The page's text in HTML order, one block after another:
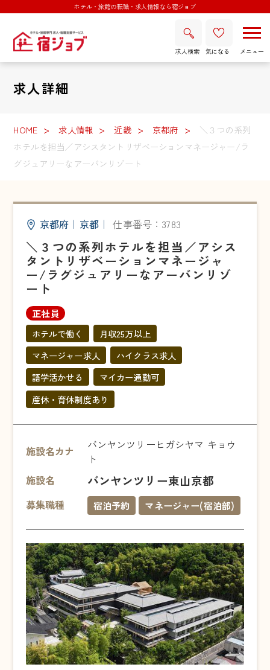
ホテル・旅館の転職・求人情報なら宿ジョブ
求人検索 気になる
求人詳細
HOME 求人情報 近畿 京都府
＼３つの系列
ホテルを担当／アシスタントリザベーションマネージャー/ラ
グジュアリーなアーバンリゾート
京都府 ｜ 京都 ｜ 仕事番号：3783
＼３つの系列ホテルを担当／アシス
タントリザベーションマネージャ
ー/ラグジュアリーなアーバンリゾ
ート
正社員
ホテルで働く
月収25万以上
マネージャー求人
ハイクラス求人
語学活かせる
マイカー通勤可
産休・育休制度あり
施設名カナ
バンヤンツリーヒガシヤマ キョウ
ト
施設名
バンヤンツリー東山京都
募集職種 宿泊予約 マネージャー(宿泊部)